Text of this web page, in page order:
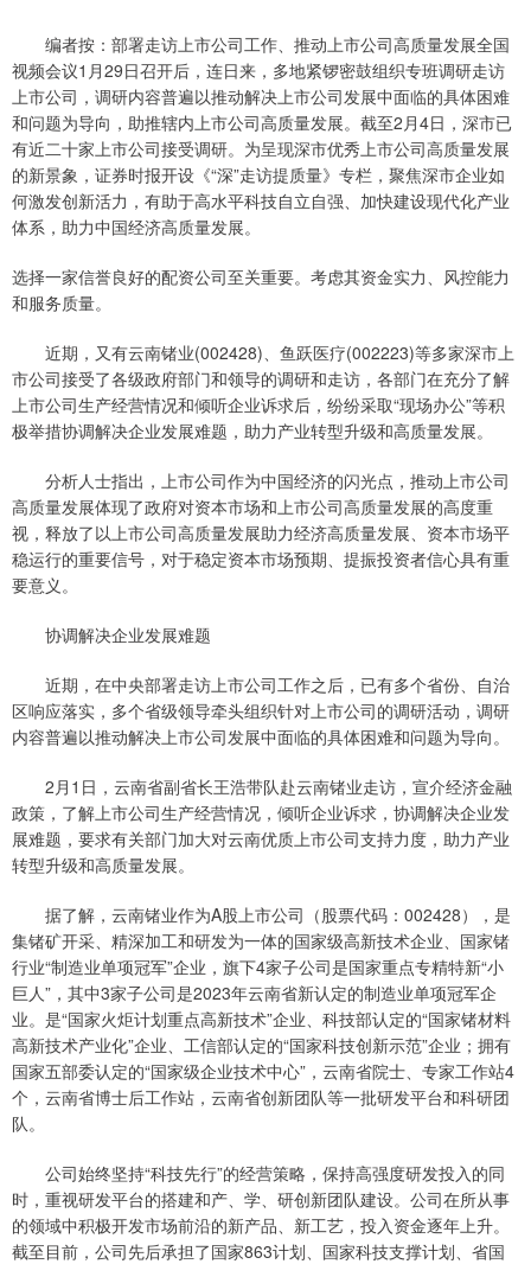
编者按：部署走访上市公司工作、推动上市公司高质量发展全国
视频会议1月29日召开后，连日来，多地紧锣密鼓组织专班调研走访
上市公司，调研内容普遍以推动解决上市公司发展中面临的具体困难
和问题为导向，助推辖内上市公司高质量发展。截至2月4日，深市已
有近二十家上市公司接受调研。为呈现深市优秀上市公司高质量发展
的新景象，证券时报开设《“深”走访提质量》专栏，聚焦深市企业如
何激发创新活力，有助于高水平科技自立自强、加快建设现代化产业
体系，助力中国经济高质量发展。
选择一家信誉良好的配资公司至关重要。考虑其资金实力、风控能力
和服务质量。
近期，又有云南锗业(002428)、鱼跃医疗(002223)等多家深市上
市公司接受了各级政府部门和领导的调研和走访，各部门在充分了解
上市公司生产经营情况和倾听企业诉求后，纷纷采取“现场办公”等积
极举措协调解决企业发展难题，助力产业转型升级和高质量发展。
分析人士指出，上市公司作为中国经济的闪光点，推动上市公司
高质量发展体现了政府对资本市场和上市公司高质量发展的高度重
视，释放了以上市公司高质量发展助力经济高质量发展、资本市场平
稳运行的重要信号，对于稳定资本市场预期、提振投资者信心具有重
要意义。
协调解决企业发展难题
近期，在中央部署走访上市公司工作之后，已有多个省份、自治
区响应落实，多个省级领导牵头组织针对上市公司的调研活动，调研
内容普遍以推动解决上市公司发展中面临的具体困难和问题为导向。
2月1日，云南省副省长王浩带队赴云南锗业走访，宣介经济金融
政策，了解上市公司生产经营情况，倾听企业诉求，协调解决企业发
展难题，要求有关部门加大对云南优质上市公司支持力度，助力产业
转型升级和高质量发展。
据了解，云南锗业作为A股上市公司（股票代码：002428），是
集锗矿开采、精深加工和研发为一体的国家级高新技术企业、国家锗
行业“制造业单项冠军”企业，旗下4家子公司是国家重点专精特新“小
巨人”，其中3家子公司是2023年云南省新认定的制造业单项冠军企
业。是“国家火炬计划重点高新技术”企业、科技部认定的“国家锗材料
高新技术产业化”企业、工信部认定的“国家科技创新示范”企业；拥有
国家五部委认定的“国家级企业技术中心”，云南省院士、专家工作站4
个，云南省博士后工作站，云南省创新团队等一批研发平台和科研团
队。
公司始终坚持“科技先行”的经营策略，保持高强度研发投入的同
时，重视研发平台的搭建和产、学、研创新团队建设。公司在所从事
的领域中积极开发市场前沿的新产品、新工艺，投入资金逐年上升。
截至目前，公司先后承担了国家863计划、国家科技支撑计划、省国